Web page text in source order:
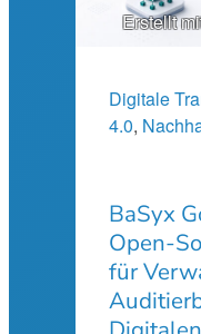
Erstellt
Digitale
4.0,
BaSyx
Open-
für